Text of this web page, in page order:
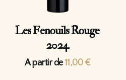
Les Fenouils Rouge
2024
A partir de11,00 €